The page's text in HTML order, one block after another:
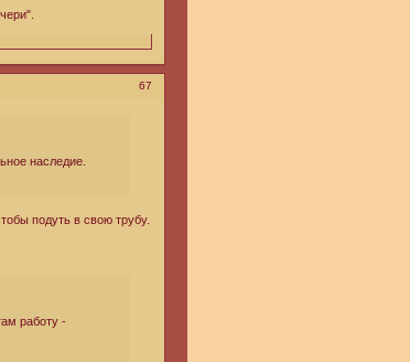
67
наследие.
подуть в свою трубу.
работу -